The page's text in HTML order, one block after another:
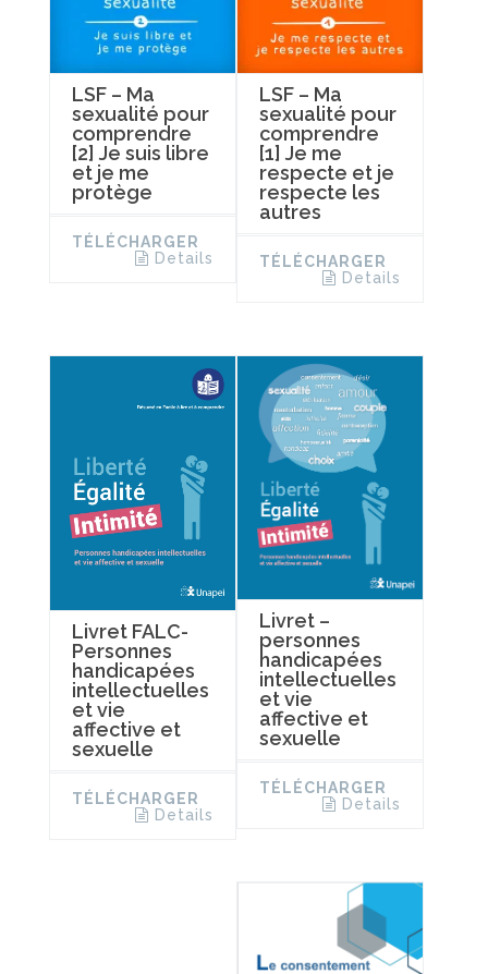
LSF – Ma
sexualité pour
comprendre
[2] Je suis libre
et je me
protège
TÉLÉCHARGER
Details
LSF – Ma
sexualité pour
comprendre
[1] Je me
respecte et je
respecte les
autres
TÉLÉCHARGER
Details
Livret FALC-
Personnes
handicapées
intellectuelles
et vie
affective et
sexuelle
TÉLÉCHARGER
Details
Livret –
personnes
handicapées
intellectuelles
et vie
affective et
sexuelle
TÉLÉCHARGER
Details